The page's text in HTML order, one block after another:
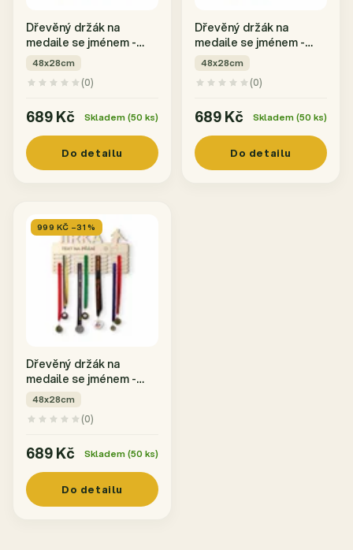
Dřevěný držák na
medaile se jménem -
Ženský běh
48x28cm
(0)
689 Kč Skladem (50 ks)
Do detailu
Dřevěný držák na
medaile se jménem -
Mužský běh
48x28cm
(0)
689 Kč Skladem (50 ks)
Do detailu
999 KČ –31 %
Dřevěný držák na
medaile se jménem -
Fotbal
48x28cm
(0)
689 Kč Skladem (50 ks)
Do detailu